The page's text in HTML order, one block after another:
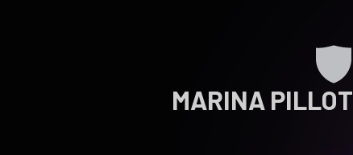
MARINA PILLOT